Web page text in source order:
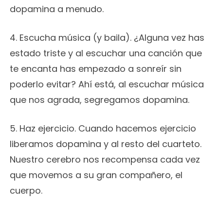
dopamina a menudo.
4. Escucha música (y baila). ¿Alguna vez has
estado triste y al escuchar una canción que
te encanta has empezado a sonreír sin
poderlo evitar? Ahí está, al escuchar música
que nos agrada, segregamos dopamina.
5. Haz ejercicio. Cuando hacemos ejercicio
liberamos dopamina y al resto del cuarteto.
Nuestro cerebro nos recompensa cada vez
que movemos a su gran compañero, el
cuerpo.